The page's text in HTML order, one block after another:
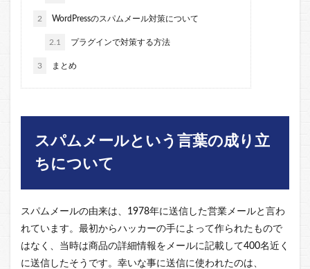
2 WordPressのスパムメール対策について
2.1 プラグインで対策する方法
3 まとめ
スパムメールという言葉の成り立
ちについて
スパムメールの由来は、1978年に送信した営業メールと言わ
れています。最初からハッカーの手によって作られたもので
はなく、当時は商品の詳細情報をメールに記載して400名近く
に送信したそうです。幸いな事に送信に使われたのは、